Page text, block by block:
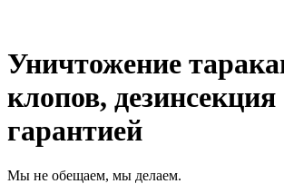
Уничтожение
клопов, дезинсекция
гарантией
Мы не обещаем, мы делаем.